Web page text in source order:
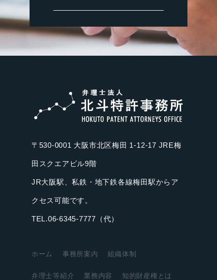
〒530-0001 大阪市北区梅田 1-12-17 JRE梅
田スクエアビル9階
JR大阪駅、私鉄・地下鉄各線梅田駅からア
クセス可能です。
TEL.06-6345-7777（代）
ホーム 事務所案内 組織体制
弁理士等紹介 業務内容 知的財産権とは